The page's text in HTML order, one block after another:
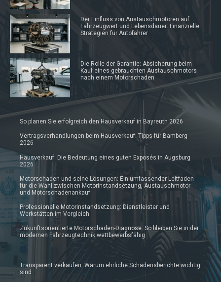
Der Einfluss von Austauschmotoren auf
Fahrzeugwert und Lebensdauer: Finanzielle
Strategien für Autofahrer
Die Rolle der Garantie: Absicherung beim
Kauf eines gebrauchten Austauschmotors
nach einem Motorschaden
So planen Sie erfolgreich den Hausverkauf in Bayreuth 2026
Vertragsverhandlungen beim Hausverkauf: Tipps für Bamberg
2026
Hausverkauf: Die Bedeutung eines guten Exposés in Augsburg
2026
Motorschaden und seine Lösungen: Ein umfassender Leitfaden
für die Wahl zwischen Motorinstandsetzung, Austauschmotor
und Motorschadenankauf
Professionelle Motorinstandsetzung: Dienstleister und
Werkstätten im Vergleich.
Zukunftsorientierte Motorschaden-Diagnose: So bleiben Sie in der
modernen Fahrzeugtechnik wettbewerbsfähig
Transparent verkaufen: Warum ehrliche Schadensberichte wichtig
sind